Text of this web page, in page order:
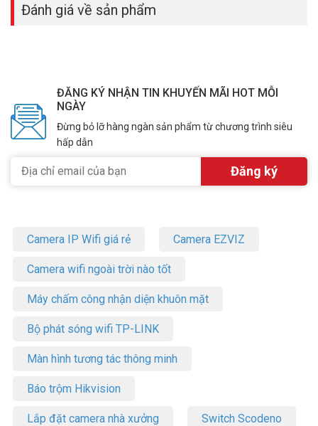
Đánh giá về sản phẩm
ĐĂNG KÝ NHẬN TIN KHUYẾN MÃI HOT MỖI
NGÀY
Đừng bỏ lỡ hàng ngàn sản phẩm từ chương trình siêu
hấp dẫn
Camera IP Wifi giá rẻ Camera EZVIZ
Camera wifi ngoài trời nào tốt
Máy chấm công nhận diện khuôn mặt
Bộ phát sóng wifi TP-LINK
Màn hình tương tác thông minh
Báo trộm Hikvision
Lắp đặt camera nhà xưởng Switch Scodeno